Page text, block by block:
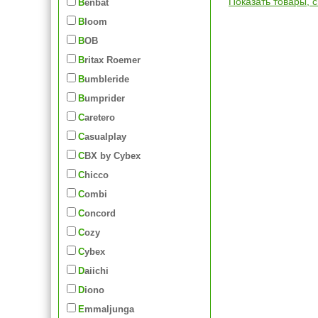
Benbat
Bloom
BOB
Britax Roemer
Bumbleride
Bumprider
Caretero
Casualplay
CBX by Cybex
Chicco
Combi
Concord
Cozy
Cybex
Daiichi
Diono
Emmaljunga